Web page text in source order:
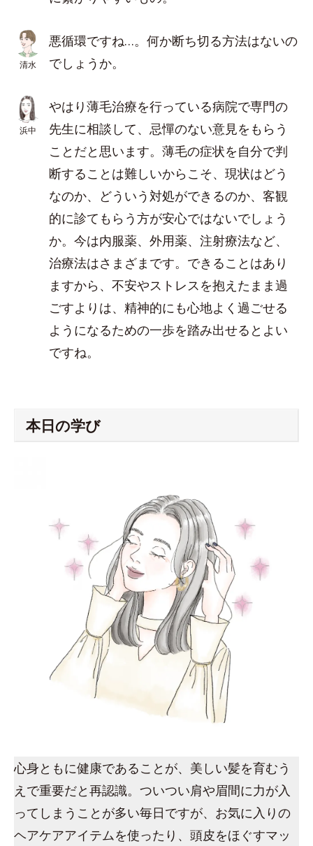
清水
悪循環ですね…。何か断ち切る方法はないの
でしょうか。
浜中
やはり薄毛治療を行っている病院で専門の
先生に相談して、忌憚のない意見をもらう
ことだと思います。薄毛の症状を自分で判
断することは難しいからこそ、現状はどう
なのか、どういう対処ができるのか、客観
的に診てもらう方が安心ではないでしょう
か。今は内服薬、外用薬、注射療法など、
治療法はさまざまです。できることはあり
ますから、不安やストレスを抱えたまま過
ごすよりは、精神的にも心地よく過ごせる
ようになるための一歩を踏み出せるとよい
ですね。
本日の学び
心身ともに健康であることが、美しい髪を育むう
えで重要だと再認識。ついつい肩や眉間に力が入
ってしまうことが多い毎日ですが、お気に入りの
ヘアケアアイテムを使ったり、頭皮をほぐすマッ